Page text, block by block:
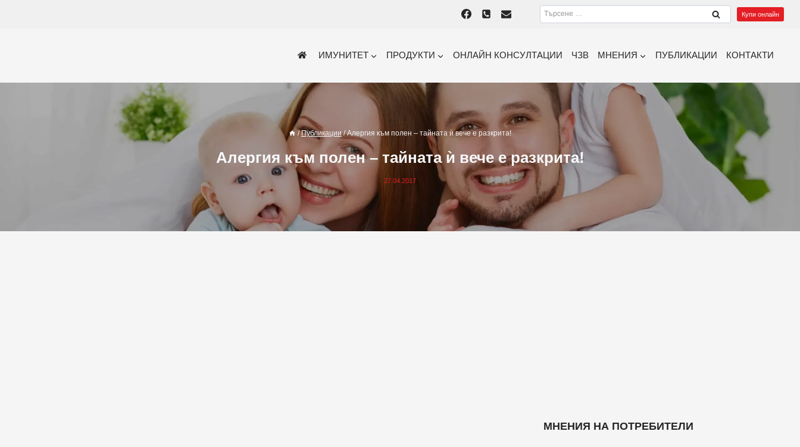
Търсене
за:
Купи онлайн
ИМУНИТЕТ ПРОДУКТИ ОНЛАЙН КОНСУЛТАЦИИ ЧЗВ МНЕНИЯ ПУБЛИКАЦИИ КОНТАКТИ
/ Публикации / Алергия към полен – тайната ѝ вече е разкрита!
Алергия към полен – тайната ѝ вече е разкрита!
27.04.2017
МНЕНИЯ НА ПОТРЕБИТЕЛИ